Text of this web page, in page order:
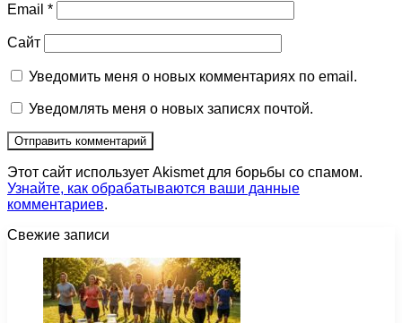
Email *
Сайт
Уведомить меня о новых комментариях по email.
Уведомлять меня о новых записях почтой.
Этот сайт использует Akismet для борьбы со спамом.
Узнайте, как обрабатываются ваши данные
комментариев.
Свежие записи